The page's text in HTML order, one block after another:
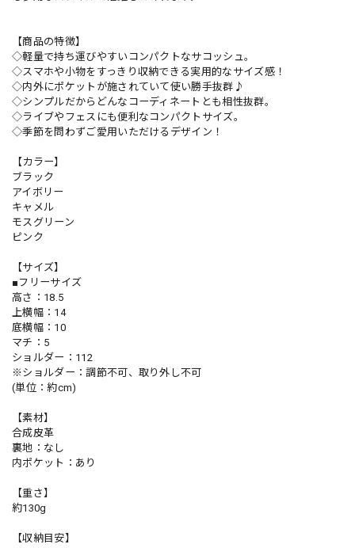
【商品の特徴】
◇軽量で持ち運びやすいコンパクトなサコッシュ。
◇スマホや小物をすっきり収納できる実用的なサイズ感！
◇内外にポケットが施されていて使い勝手抜群♪
◇シンプルだからどんなコーディネートとも相性抜群。
◇ライブやフェスにも便利なコンパクトサイズ。
◇季節を問わずご愛用いただけるデザイン！
【カラー】
ブラック
アイボリー
キャメル
モスグリーン
ピンク
【サイズ】
■フリーサイズ
高さ：18.5
上横幅：14
底横幅：10
マチ：5
ショルダー：112
※ショルダー：調節不可、取り外し不可
(単位：約cm)
【素材】
合成皮革
裏地：なし
内ポケット：あり
【重さ】
約130g
【収納目安】